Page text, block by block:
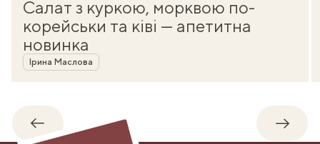
Салат з куркою, морквою по-
корейськи та ківі — апетитна
новинка
Автор
Ірина Маслова
Назад